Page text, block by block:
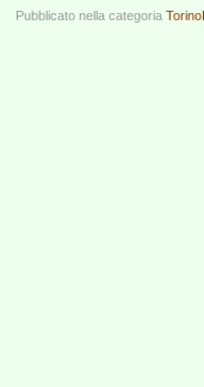
Pubblicato nella categoria